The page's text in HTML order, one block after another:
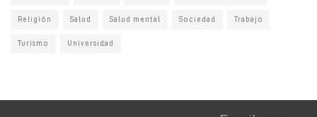
Religión Salud Salud mental Sociedad Trabajo
Turismo Universidad